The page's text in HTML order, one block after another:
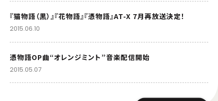
『猫物語（黒）』『花物語』『憑物語』AT-X 7月再放送決定！
2015.06.10
憑物語OP曲“オレンジミント”音楽配信開始
2015.05.07